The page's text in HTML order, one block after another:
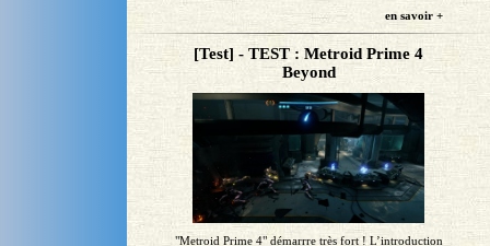
en savoir +
[Test] - TEST : Metroid Prime 4
Beyond
"Metroid Prime 4" démarrre très fort ! L’introduction